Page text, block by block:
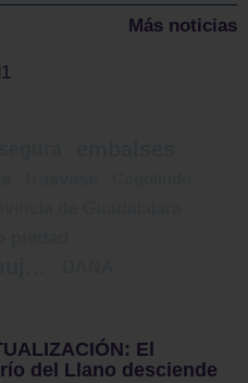
Más noticias
El
del Llano desciende